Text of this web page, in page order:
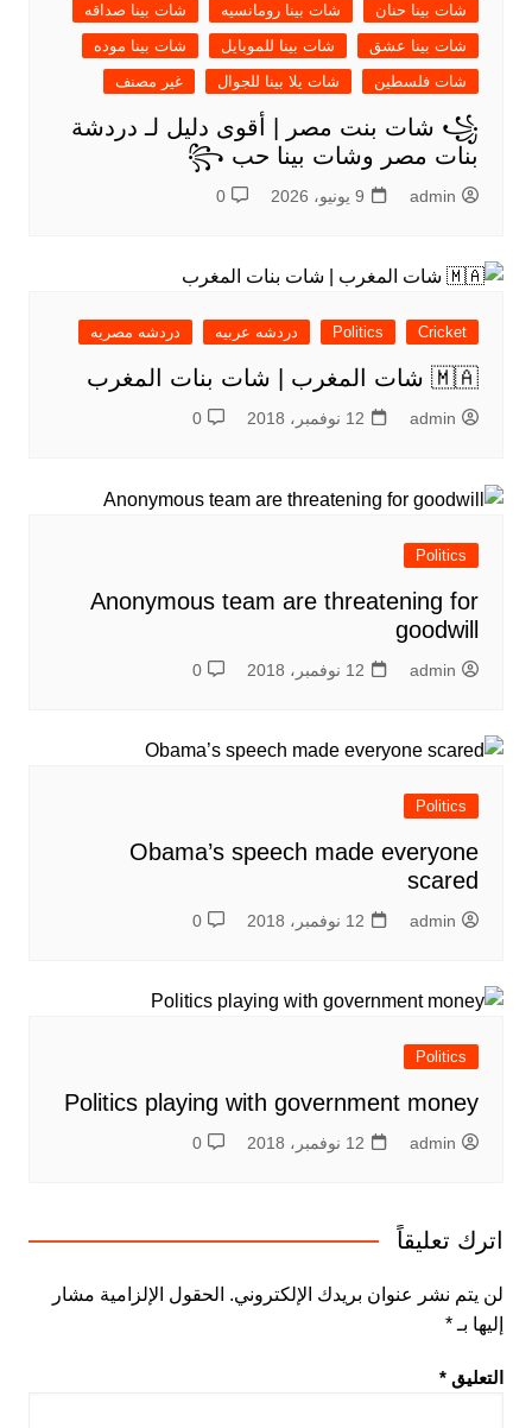
شات بينا حنان
شات بينا رومانسيه
شات بينا صداقه
شات بينا عشق
شات بينا للموبايل
شات بينا موده
شات فلسطين
شات يلا بينا للجوال غير مصنف
꧁ شات بنت مصر | أقوى دليل لـ دردشة
بنات مصر وشات بينا حب ꧂
admin 9 يونيو، 2026 0
Cricket
Politics دردشه عربيه دردشه مصريه
🇲🇦 شات المغرب | شات بنات المغرب
admin 12 نوفمبر، 2018 0
Politics
Anonymous team are threatening for
goodwill
admin 12 نوفمبر، 2018 0
Politics
Obama’s speech made everyone
scared
admin 12 نوفمبر، 2018 0
Politics
Politics playing with government money
admin 12 نوفمبر، 2018 0
اترك تعليقاً
لن يتم نشر عنوان بريدك الإلكتروني. الحقول الإلزامية مشار
إليها بـ *
التعليق *